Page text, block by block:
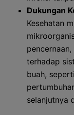
Dukungan
Kesehatan
terhadap
buah,
selanjutnya